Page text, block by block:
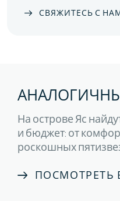
СВЯЖИТЕСЬ С
На острове Яс
и бюджет: от
роскошных
ПОСМОТРЕТЬ